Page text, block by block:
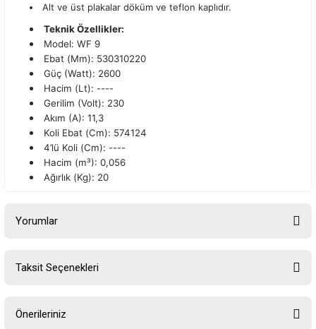
Alt ve üst plakalar döküm ve teflon kaplıdır.
TeknikÖzellikler:
Model: WF 9
Ebat (Mm): 530310220
Güç (Watt): 2600
Hacim (Lt): ----
Gerilim (Volt): 230
Akım (A): 11,3
Koli Ebat (Cm): 574124
4’lü Koli (Cm): ----
Hacim (m³): 0,056
Ağırlık (Kg): 20
Yorumlar
Taksit Seçenekleri
Önerileriniz